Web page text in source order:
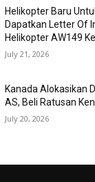
Helikopter Baru
Dapatkan Letter Of
Helikopter AW149
July 21, 2026
Kanada Alokasikan
AS, Beli Ratusan
July 20, 2026